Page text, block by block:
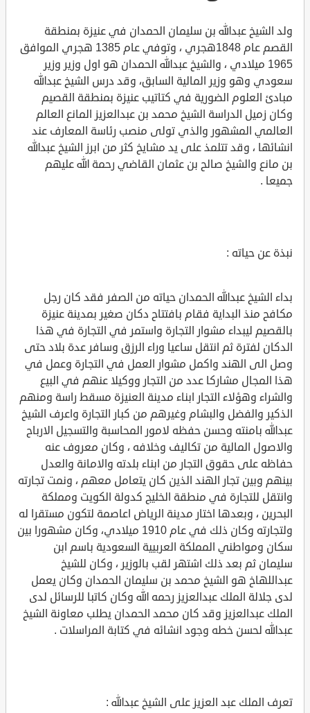
ولد الشيخ عبدالله بن سليمان الحمدان في عنيزة بمنطقة
القصم عام 1848هجري ، وتوفي عام 1385 هجري الموافق
1965 ميلادي ، والشيخ عبدالله الحمدان هو اول وزير وزير
سعودي وهو وزير المالية السابق، وقد درس الشيخ عبدالله
مبادئ العلوم الضورية في كتاتيب عنيزة بمنطقة القصيم
وكان زميل الدراسة الشيخ محمد بن عبدالعزيز المانع العالم
العالمي المشهور والذي تولى منصب رئاسة المعارف عند
انشائها ، وقد تتلمذ على يد مشايخ كثر من ابرز الشيخ عبدالله
بن مانع والشيخ صالح بن عثمان القاضي رحمة الله عليهم
جميعا .
نبذة عن حياته :
بداء الشيخ عبدالله الحمدان حياته من الصفر فقد كان رجل
مكافح منذ البداية فقام بافتتاح دكان صغير بمدينة عنيزة
بالقصيم ليبداء مشوار التجارة واستمر في التجارة في هذا
الدكان لفترة ثم انتقل ساعيا وراء الرزق وسافر عدة بلاد حتى
وصل الى الهند واكمل مشوار العمل في التجارة وعمل في
هذا المجال مشاركا عدد من التجار ووكيلا عنهم في البيع
والشراء وهؤلاء التجار ابناء مدينة العنيزة مسقط راسة ومنهم
الذكير والفضل والبشام وغيرهم من كبار التجارة واعرف الشيخ
عبدالله بامنته وحسن حفظه لامور المحاسبة والتسجيل الارباح
والاصول المالية من تكاليف وخلافه ، وكان معروف عنه
حفاظه على حقوق التجار من ابناء بلدته والامانة والعدل
بينهم وبين تجار الهند الذين كان يتعامل معهم ، ونمت تجارته
وانتقل للتجارة في منطقة الخليج كدولة الكويت ومملكة
البحرين ، وبعدها اختار مدينة الرياض اعاصمة لتكون مستقرا له
ولتجارته وكان ذلك في عام 1910 ميلادي، وكان مشهورا بين
سكان ومواطني المملكة العربيية السعودية باسم ابن
سليمان ثم بعد ذلك اشتهر لقب بالوزير ، وكان للشيخ
عبداللهاخ هو الشيخ محمد بن سليمان الحمدان وكان يعمل
لدى جلالة الملك عبدالعزيز رحمه الله وكان كاتبا للرسائل لدى
الملك عبدالعزيز وقد كان محمد الحمدان يطلب معاونة الشيخ
عبدالله لحسن خطه وجود انشائه في كتابة المراسلات .
تعرف الملك عبد العزيز على الشيخ عبدالله :